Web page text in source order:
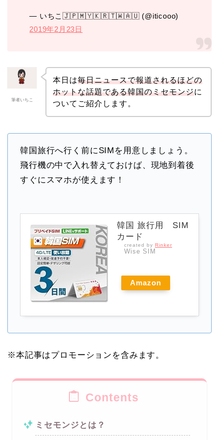
— いちこ🇯🇵🇲🇾🇰🇷🇹🇼🇦🇺 (@iticooo)
2019年2月23日
筆者いちこ
本日は毎日ニュースで報道されるほどの
ホットな話題である韓国のミセモンジに
ついてご紹介します。
韓国旅行へ行く前にSIMを用意しましょう。
飛行機の中で入れ替えておけば、現地到着後
すぐにスマホが使えます！
韓国 旅行用 SIM
カード
created by Rinker
Wise SIM
Amazon
※本記事はプロモーションを含みます。
Contents
ミセモンジとは？